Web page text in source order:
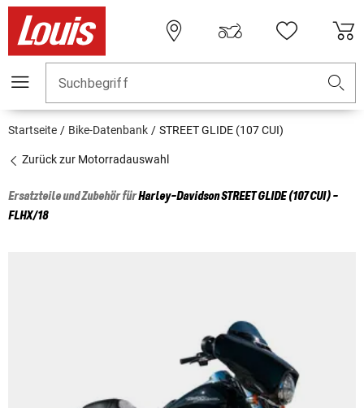
Suchbegriff
Startseite Bike-Datenbank STREET GLIDE (107 CUI)
Zurück zur Motorradauswahl
Ersatzteile und Zubehör fürHarley-DavidsonSTREET GLIDE (107 CUI) -
FLHX/18